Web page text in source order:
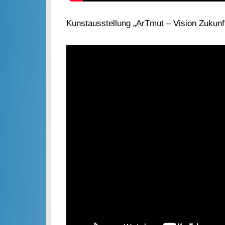
Kunstausstellung „ArTmut – Vision